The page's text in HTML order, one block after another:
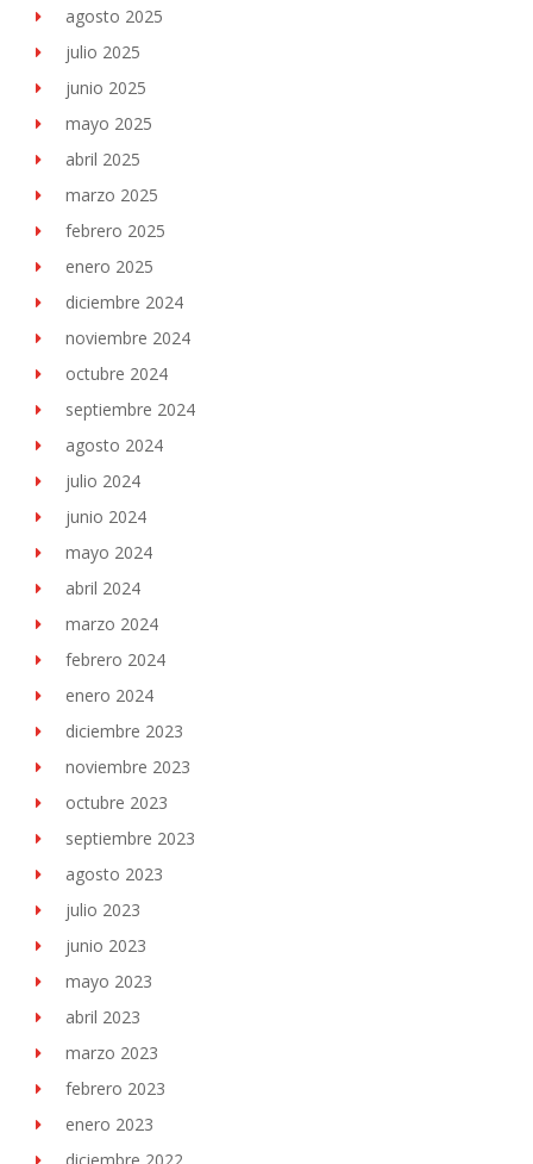
agosto 2025
julio 2025
junio 2025
mayo 2025
abril 2025
marzo 2025
febrero 2025
enero 2025
diciembre 2024
noviembre 2024
octubre 2024
septiembre 2024
agosto 2024
julio 2024
junio 2024
mayo 2024
abril 2024
marzo 2024
febrero 2024
enero 2024
diciembre 2023
noviembre 2023
octubre 2023
septiembre 2023
agosto 2023
julio 2023
junio 2023
mayo 2023
abril 2023
marzo 2023
febrero 2023
enero 2023